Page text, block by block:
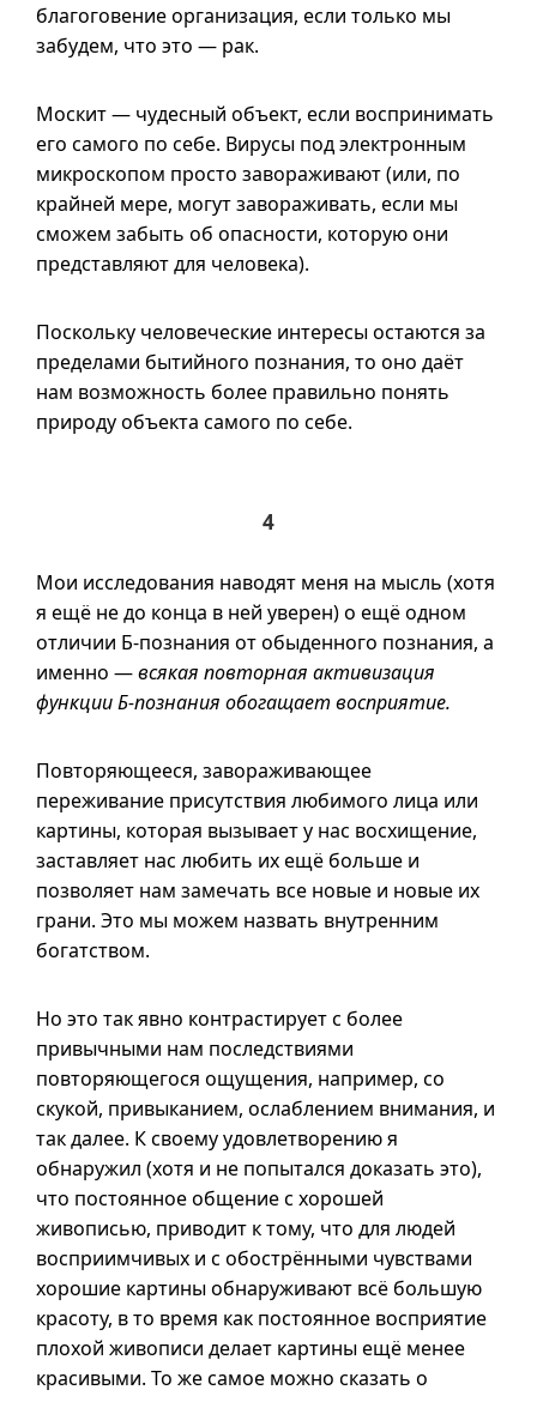
благоговение организация, если только мы
забудем, что это — рак.
Москит — чудесный объект, если воспринимать
его самого по себе. Вирусы под электронным
микроскопом просто завораживают (или, по
крайней мере, могут завораживать, если мы
сможем забыть об опасности, которую они
представляют для человека).
Поскольку человеческие интересы остаются за
пределами бытийного познания, то оно даёт
нам возможность более правильно понять
природу объекта самого по себе.
4
Мои исследования наводят меня на мысль (хотя
я ещё не до конца в ней уверен) о ещё одном
отличии Б-познания от обыденного познания, а
именно —всякая повторная активизация
функцииБ-познания обогащает восприятие.
Повторяющееся, завораживающее
переживание присутствия любимого лица или
картины, которая вызывает у нас восхищение,
заставляет нас любить их ещё больше и
позволяет нам замечать все новые и новые их
грани. Это мы можем назвать внутренним
богатством.
Но это так явно контрастирует с более
привычными нам последствиями
повторяющегося ощущения, например, со
скукой, привыканием, ослаблением внимания, и
так далее. К своему удовлетворению я
обнаружил (хотя и не попытался доказать это),
что постоянное общение с хорошей
живописью, приводит к тому, что для людей
восприимчивых и с обострёнными чувствами
хорошие картины обнаруживают всё большую
красоту, в то время как постоянное восприятие
плохой живописи делает картины ещё менее
красивыми. То же самое можно сказать о